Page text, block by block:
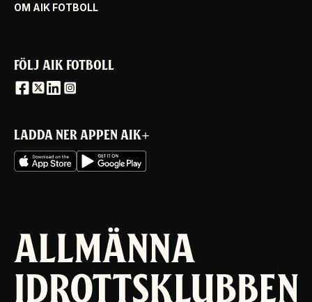
OM AIK FOTBOLL
FÖLJ AIK FOTBOLL
LADDA NER APPEN AIK+